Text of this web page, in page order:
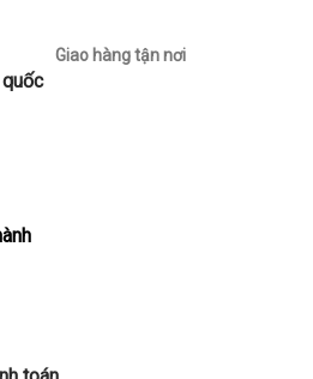
Giao hàng tận nơi